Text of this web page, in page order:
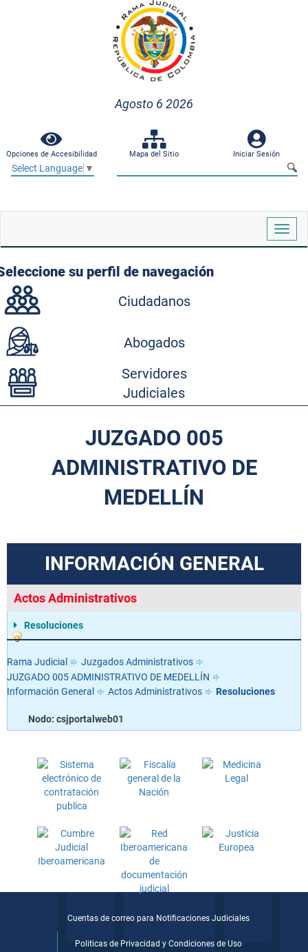
Agosto 6 2026
Opciones de Accesibilidad Mapa del Sitio Iniciar Sesión
Select Language ▼
su perfil de navegación
Ciudadanos
Abogados
Servidores
Judiciales
JUZGADO 005
ADMINISTRATIVO DE
MEDELLÍN
INFORMACIÓN GENERAL
Actos Administrativos
Resoluciones
Rama Judicial
Juzgados Administrativos
JUZGADO 005 ADMINISTRATIVO DE MEDELLÍN
Información General
Actos Administrativos Resoluciones
Nodo: csjportalweb01
Cuentas de correo para Notificaciones Judiciales
Politicas de Privacidad y Condiciones de Uso